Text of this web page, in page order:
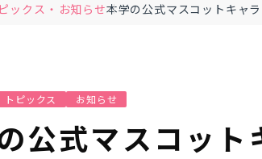
ックス お知らせ本学の公式マスコットキャ
トピックス お知らせ
公式マスコット